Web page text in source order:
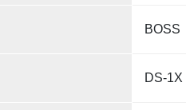
BOSS
DS-